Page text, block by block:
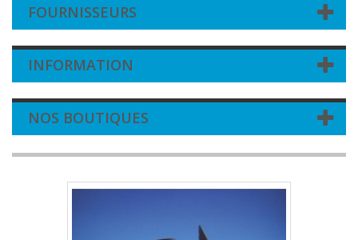
FOURNISSEURS
INFORMATION
NOS BOUTIQUES